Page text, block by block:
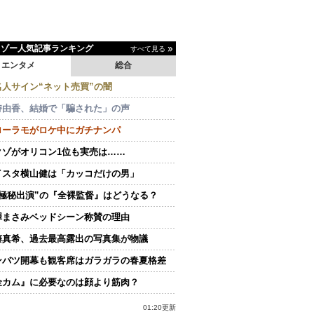
ー人気記事ランキング すべて見る
エンタメ 総合
人サイン“ネット売買”の闇
由香、結婚で「騙された」の声
ーラモがロケ中にガチナンパ
ゾがオリコン1位も実売は……
タ横山健は「カッコだけの男」
秘出演”の『全裸監督』はどうなる？
まさみベッドシーン称賛の理由
真希、過去最高露出の写真集が物議
バツ開幕も観客席はガラガラの春夏格差
カム』に必要なのは顔より筋肉？
01:20更新